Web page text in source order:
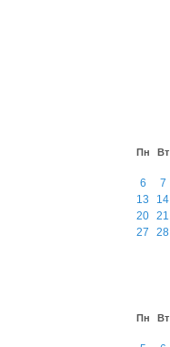
Пн Вт
6
7
13
14
20 21
27
28
Пн Вт